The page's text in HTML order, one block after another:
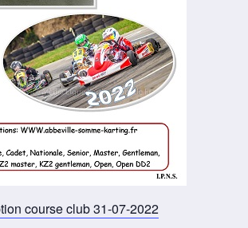
course club 31-07-2022